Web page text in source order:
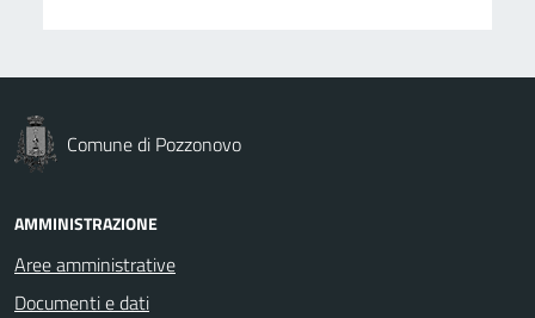
Comune di Pozzonovo
AMMINISTRAZIONE
Aree amministrative
Documenti e dati